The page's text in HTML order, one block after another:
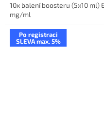
10x balení boosteru (5x10 ml)
mg/ml
Po registraci
SLEVA max. 5%